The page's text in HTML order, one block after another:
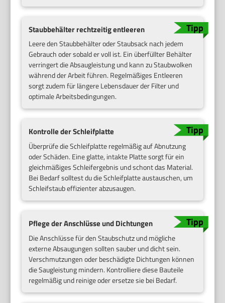
Staubbehälter rechtzeitig entleeren
Leere den Staubbehälter oder Staubsack nach jedem
Gebrauch oder sobald er voll ist. Ein überfüllter Behälter
verringert die Absaugleistung und kann zu Staubwolken
während der Arbeit führen. Regelmäßiges Entleeren
sorgt zudem für längere Lebensdauer der Filter und
optimale Arbeitsbedingungen.
Kontrolle der Schleifplatte
Überprüfe die Schleifplatte regelmäßig auf Abnutzung
oder Schäden. Eine glatte, intakte Platte sorgt für ein
gleichmäßiges Schleifergebnis und schont das Material.
Bei Bedarf solltest du die Schleifplatte austauschen, um
Schleifstaub effizienter abzusaugen.
Pflege der Anschlüsse und Dichtungen
Die Anschlüsse für den Staubschutz und mögliche
externe Absaugungen sollten sauber und dicht sein.
Verschmutzungen oder beschädigte Dichtungen können
die Saugleistung mindern. Kontrolliere diese Bauteile
regelmäßig und reinige oder ersetze sie bei Bedarf.